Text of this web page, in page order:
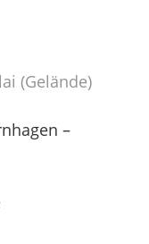
(Gelände)
–